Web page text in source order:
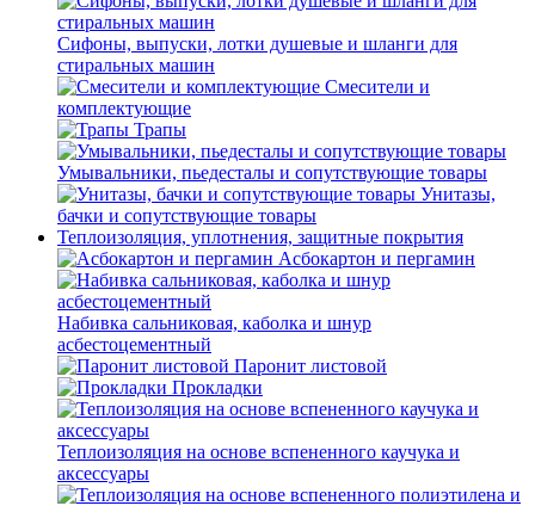
Сифоны, выпуски, лотки душевые и шланги для
стиральных машин
Смесители и
комплектующие
Трапы
Умывальники, пьедесталы и сопутствующие товары
Унитазы,
бачки и сопутствующие товары
Теплоизоляция, уплотнения, защитные покрытия
Асбокартон и пергамин
Набивка сальниковая, каболка и шнур
асбестоцементный
Паронит листовой
Прокладки
Теплоизоляция на основе вспененного каучука и
аксессуары